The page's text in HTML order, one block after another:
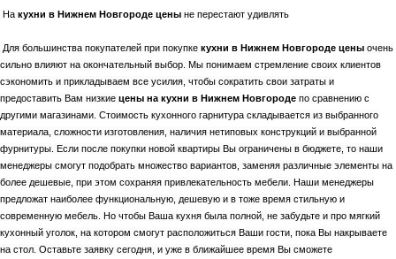
На кухни в Нижнем Новгороде цены не перестают удивлять
Для большинства покупателей при покупке кухни в Нижнем Новгороде цены очень
сильно влияют на окончательный выбор. Мы понимаем стремление своих клиентов
сэкономить и прикладываем все усилия, чтобы сократить свои затраты и
предоставить Вам низкие цены на кухни в Нижнем Новгороде по сравнению с
другими магазинами. Стоимость кухонного гарнитура складывается из выбранного
материала, сложности изготовления, наличия нетиповых конструкций и выбранной
фурнитуры. Если после покупки новой квартиры Вы ограничены в бюджете, то наши
менеджеры смогут подобрать множество вариантов, заменяя различные элементы на
более дешевые, при этом сохраняя привлекательность мебели. Наши менеджеры
предложат наиболее функциональную, дешевую и в тоже время стильную и
современную мебель. Но чтобы Ваша кухня была полной, не забудьте и про мягкий
кухонный уголок, на котором смогут расположиться Ваши гости, пока Вы накрываете
на стол. Оставьте заявку сегодня, и уже в ближайшее время Вы сможете